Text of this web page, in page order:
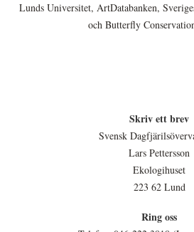
Lunds Universitet, ArtDatabanken,
och Butterfly
Skriv ett brev
Svensk
Lars Pettersson
Ekologihuset
223 62 Lund
Ring oss